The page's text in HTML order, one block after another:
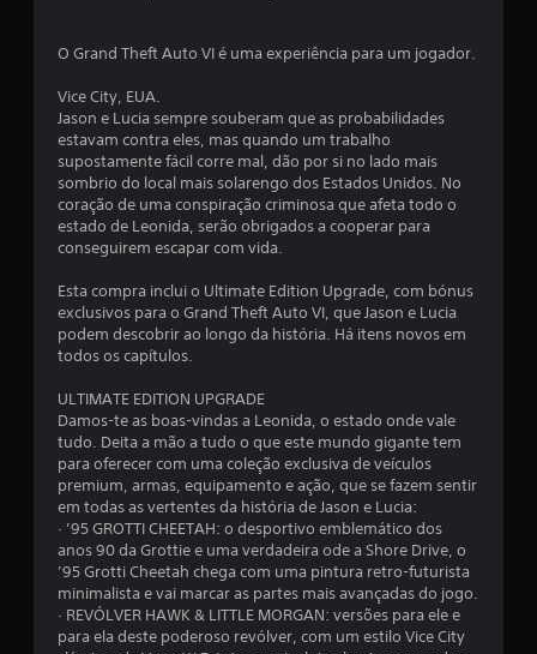
O Grand Theft Auto VI é uma experiência para um jogador.
Vice City, EUA.
Jason e Lucia sempre souberam que as probabilidades
estavam contra eles, mas quando um trabalho
supostamente fácil corre mal, dão por si no lado mais
sombrio do local mais solarengo dos Estados Unidos. No
coração de uma conspiração criminosa que afeta todo o
estado de Leonida, serão obrigados a cooperar para
conseguirem escapar com vida.
Esta compra inclui o Ultimate Edition Upgrade, com bónus
exclusivos para o Grand Theft Auto VI, que Jason e Lucia
podem descobrir ao longo da história. Há itens novos em
todos os capítulos.
ULTIMATE EDITION UPGRADE
Damos-te as boas-vindas a Leonida, o estado onde vale
tudo. Deita a mão a tudo o que este mundo gigante tem
para oferecer com uma coleção exclusiva de veículos
premium, armas, equipamento e ação, que se fazem sentir
em todas as vertentes da história de Jason e Lucia:
· ’95 GROTTI CHEETAH: o desportivo emblemático dos
anos 90 da Grottie e uma verdadeira ode a Shore Drive, o
’95 Grotti Cheetah chega com uma pintura retro-futurista
minimalista e vai marcar as partes mais avançadas do jogo.
· REVÓLVER HAWK & LITTLE MORGAN: versões para ele e
para ela deste poderoso revólver, com um estilo Vice City